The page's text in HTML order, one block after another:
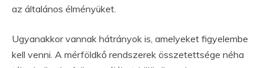
az általános élményüket.
Ugyanakkor vannak hátrányok is, amelyeket figyelembe
kell venni. A mérföldkő rendszerek összetettsége néha